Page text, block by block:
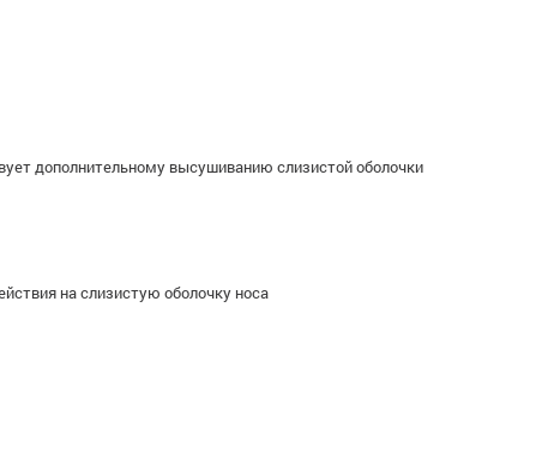
дополнительному высушиванию слизистой оболочки
на слизистую оболочку носа